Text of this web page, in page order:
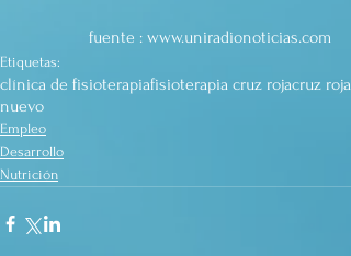
fuente : www.uniradionoticias.com
Etiquetas:
clínica de fisioterapiafisioterapia cruz rojacruz roja
nuevo
Empleo
Desarrollo
Nutrición